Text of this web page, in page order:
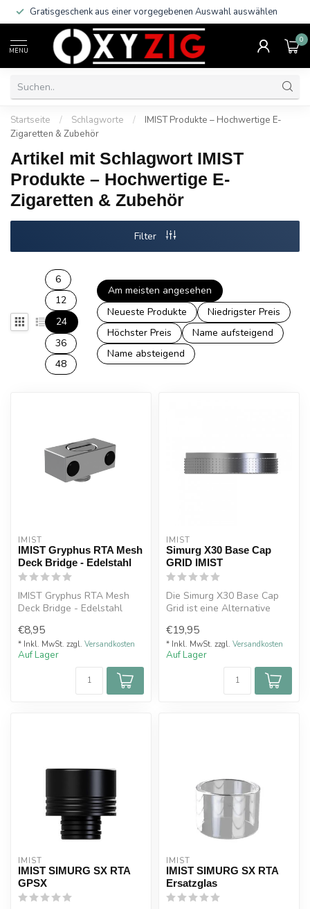
Gratisgeschenk aus einer vorgegebenen Auswahl auswählen
MENU
0
Startseite / Schlagworte /
IMIST Produkte – Hochwertige E-
Zigaretten & Zubehör
Artikel mit Schlagwort IMIST
Produkte – Hochwertige E-
Zigaretten & Zubehör
Filter
6
12
24
36
48
Am meisten angesehen
Neueste Produkte
Niedrigster Preis
Höchster Preis
Name aufsteigend
Name absteigend
IMIST
IMIST Gryphus RTA Mesh
Deck Bridge - Edelstahl
IMIST Gryphus RTA Mesh
Deck Bridge - Edelstahl
€8,95
* Inkl. MwSt. zzgl. Versandkosten
Auf Lager
IMIST
Simurg X30 Base Cap
GRID IMIST
Die Simurg X30 Base Cap
Grid ist eine Alternative
Gri...
€19,95
* Inkl. MwSt. zzgl. Versandkosten
Auf Lager
IMIST
IMIST SIMURG SX RTA
GPSX
IMIST
IMIST SIMURG SX RTA
Ersatzglas